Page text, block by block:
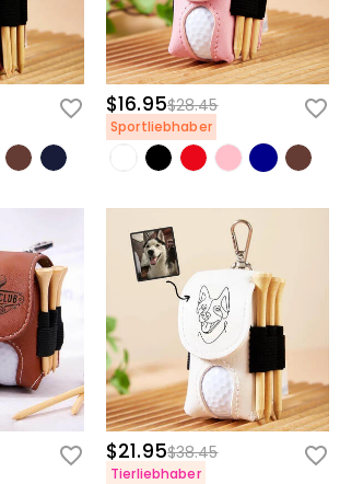
$16.95$28.45
Sportliebhaber
$21.95$38.45
Tierliebhaber